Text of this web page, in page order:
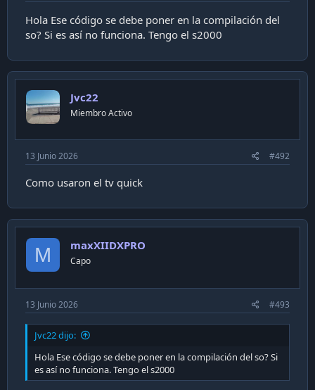
Hola Ese código se debe poner en la compilación del
so? Si es así no funciona. Tengo el s2000
Jvc22
Miembro Activo
13 Junio 2026 #492
Como usaron el tv quick
M maxXIIDXPRO
Capo
13 Junio 2026 #493
Jvc22 dijo:
Hola Ese código se debe poner en la compilación del so? Si
es así no funciona. Tengo el s2000